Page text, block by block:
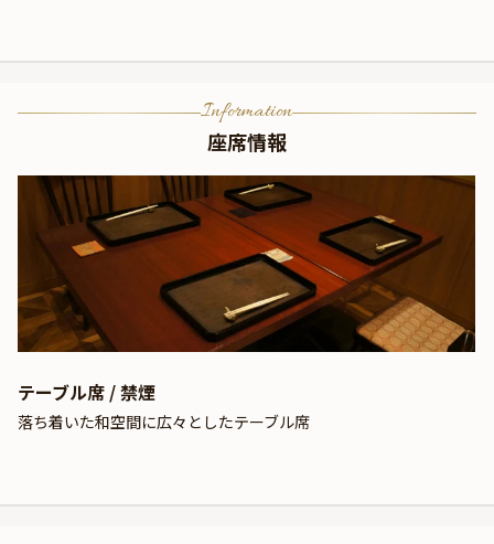
Information
座席情報
テーブル席 / 禁煙
落ち着いた和空間に広々としたテーブル席